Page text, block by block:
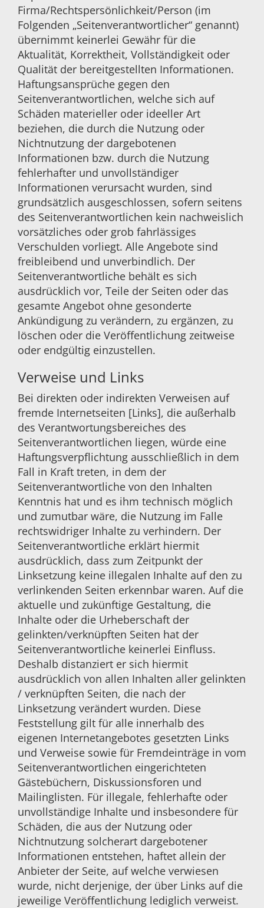
Firma/Rechtspersönlichkeit/Person (im
Folgenden „Seitenverantwortlicher“ genannt)
übernimmt keinerlei Gewähr für die
Aktualität, Korrektheit, Vollständigkeit oder
Qualität der bereitgestellten Informationen.
Haftungsansprüche gegen den
Seitenverantwortlichen, welche sich auf
Schäden materieller oder ideeller Art
beziehen, die durch die Nutzung oder
Nichtnutzung der dargebotenen
Informationen bzw. durch die Nutzung
fehlerhafter und unvollständiger
Informationen verursacht wurden, sind
grundsätzlich ausgeschlossen, sofern seitens
des Seitenverantwortlichen kein nachweislich
vorsätzliches oder grob fahrlässiges
Verschulden vorliegt. Alle Angebote sind
freibleibend und unverbindlich. Der
Seitenverantwortliche behält es sich
ausdrücklich vor, Teile der Seiten oder das
gesamte Angebot ohne gesonderte
Ankündigung zu verändern, zu ergänzen, zu
löschen oder die Veröffentlichung zeitweise
oder endgültig einzustellen.
Verweise und Links
Bei direkten oder indirekten Verweisen auf
fremde Internetseiten [Links], die außerhalb
des Verantwortungsbereiches des
Seitenverantwortlichen liegen, würde eine
Haftungsverpflichtung ausschließlich in dem
Fall in Kraft treten, in dem der
Seitenverantwortliche von den Inhalten
Kenntnis hat und es ihm technisch möglich
und zumutbar wäre, die Nutzung im Falle
rechtswidriger Inhalte zu verhindern. Der
Seitenverantwortliche erklärt hiermit
ausdrücklich, dass zum Zeitpunkt der
Linksetzung keine illegalen Inhalte auf den zu
verlinkenden Seiten erkennbar waren. Auf die
aktuelle und zukünftige Gestaltung, die
Inhalte oder die Urheberschaft der
gelinkten/verknüpften Seiten hat der
Seitenverantwortliche keinerlei Einfluss.
Deshalb distanziert er sich hiermit
ausdrücklich von allen Inhalten aller gelinkten
/ verknüpften Seiten, die nach der
Linksetzung verändert wurden. Diese
Feststellung gilt für alle innerhalb des
eigenen Internetangebotes gesetzten Links
und Verweise sowie für Fremdeinträge in vom
Seitenverantwortlichen eingerichteten
Gästebüchern, Diskussionsforen und
Mailinglisten. Für illegale, fehlerhafte oder
unvollständige Inhalte und insbesondere für
Schäden, die aus der Nutzung oder
Nichtnutzung solcherart dargebotener
Informationen entstehen, haftet allein der
Anbieter der Seite, auf welche verwiesen
wurde, nicht derjenige, der über Links auf die
jeweilige Veröffentlichung lediglich verweist.